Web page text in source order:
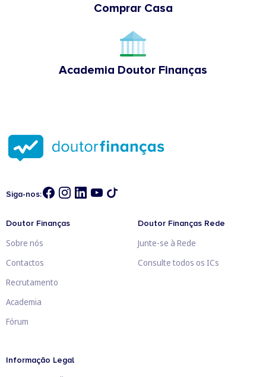
Comprar Casa
Academia Doutor Finanças
Siga-nos:
Doutor Finanças
Sobre nós
Contactos
Recrutamento
Academia
Fórum
Doutor Finanças Rede
Junte-se à Rede
Consulte todos os ICs
Informação Legal